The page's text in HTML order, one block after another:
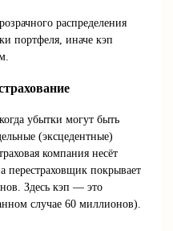
распределения
портфеля, иначе кэп
убытки могут быть
(эксцедентные)
компания несёт
перестраховщик покрывает
Здесь кэп — это
случае 60 миллионов).